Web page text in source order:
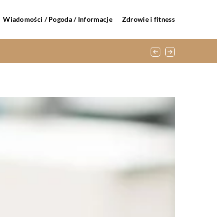
Wiadomości / Pogoda / Informacje Zdrowie i fitness